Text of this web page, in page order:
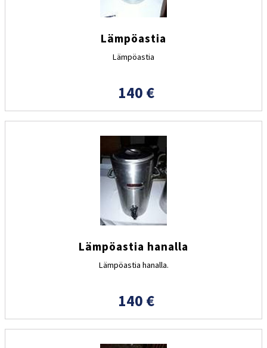
Lämpöastia
Lämpöastia
140 €
Lämpöastia hanalla
Lämpöastia hanalla.
140 €